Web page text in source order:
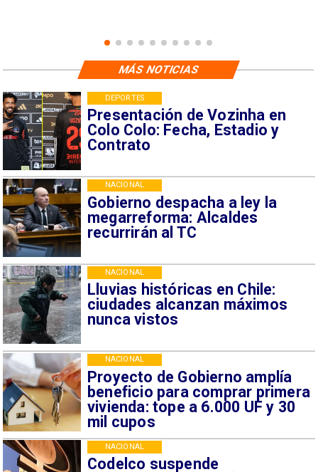
Presentación de Vozinha en
Colo Colo: Fecha, Estadio y
Contrato
DEPORTES
Gobierno despacha a ley la
megarreforma: Alcaldes
recurrirán al TC
NACIONAL
Lluvias históricas en Chile:
ciudades alcanzan máximos
nunca vistos
NACIONAL
Proyecto de Gobierno amplía
beneficio para comprar primera
vivienda: tope a 6.000 UF y 30
mil cupos
NACIONAL
Codelco suspende
NACIONAL
MÁS NOTICIAS